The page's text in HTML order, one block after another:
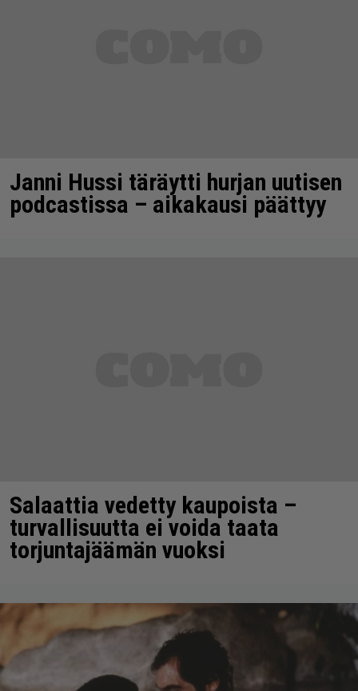
Janni Hussi täräytti hurjan uutisen
podcastissa – aikakausi päättyy
Salaattia vedetty kaupoista –
turvallisuutta ei voida taata
torjuntajäämän vuoksi